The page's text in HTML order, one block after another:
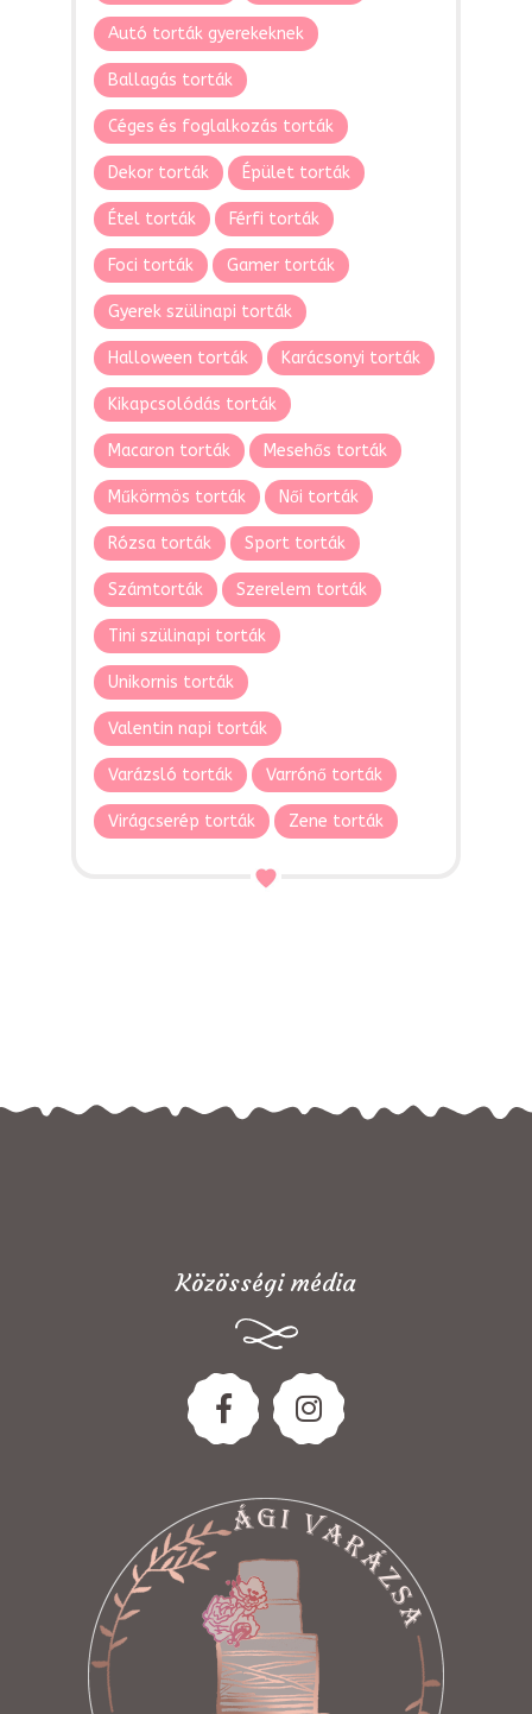
Autó torták gyerekeknek
Ballagás torták
Céges és foglalkozás torták
Dekor torták Épület torták
Étel torták Férfi torták
Foci torták Gamer torták
Gyerek szülinapi torták
Halloween torták Karácsonyi torták
Kikapcsolódás torták
Macaron torták Mesehős torták
Műkörmös torták Női torták
Rózsa torták Sport torták
Számtorták Szerelem torták
Tini szülinapi torták
Unikornis torták
Valentin napi torták
Varázsló torták Varrónő torták
Virágcserép torták Zene torták
Közösségi média